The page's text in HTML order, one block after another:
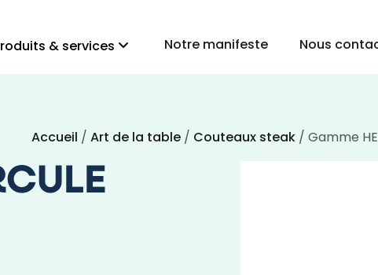
& services Notre manifeste Nous
Accueil / Art de la table / Couteaux steak / Gamme